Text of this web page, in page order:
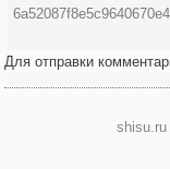
Для отправки